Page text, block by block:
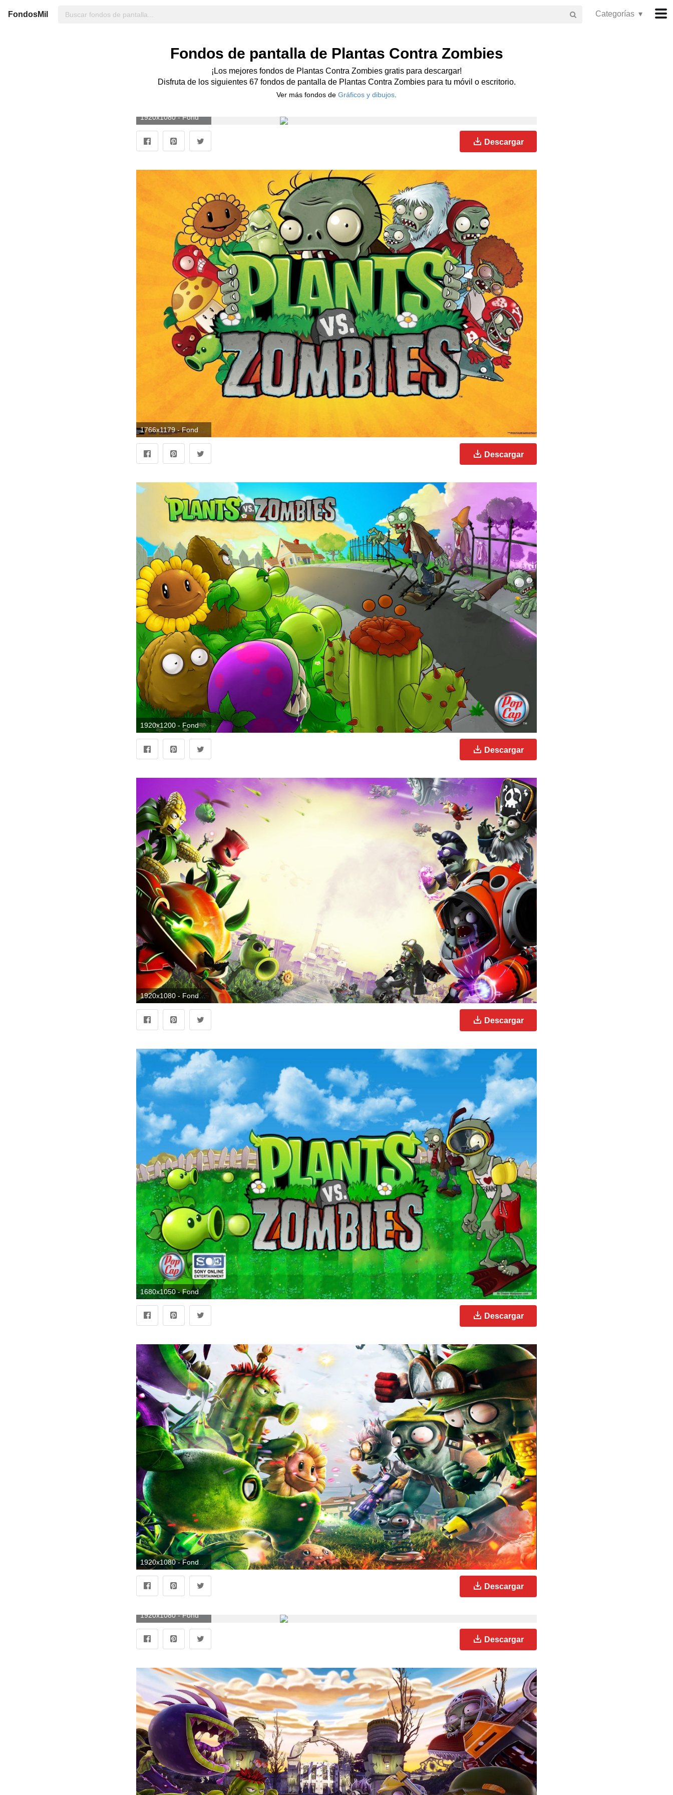
FondosMil Categorías ▾
Fondos de pantalla de Plantas Contra Zombies
¡Los mejores fondos de Plantas Contra Zombies gratis para descargar!
Disfruta de los siguientes 67 fondos de pantalla de Plantas Contra Zombies para tu móvil o escritorio.
Ver más fondos de Gráficos y dibujos
1920x1080 - Fondo de pantalla de 1920x1080. Imágen HD 1080p de Plantas Contra Zombies.
Descargar
1766x1179 - Fondo de pantalla de 1766x1179. Fondo de pantalla de Plantas Contra Zombies.
Descargar
1920x1200 - Fondo de pantalla de 1920x1200. Fondo de pantalla de Plantas Contra Zombies.
Descargar
1920x1080 - Fondo de pantalla de 1920x1080. Fondo para computadora HD 1080p de Plantas Contra Zombies.
Descargar
1680x1050 - Fondo de pantalla de 1680x1050. Imágen de Plantas Contra Zombies.
Descargar
Descargar
1920x1080 - Fondo de pantalla de 1920x1080. Imágen HD 1080p de Plantas Contra Zombies.
Descargar